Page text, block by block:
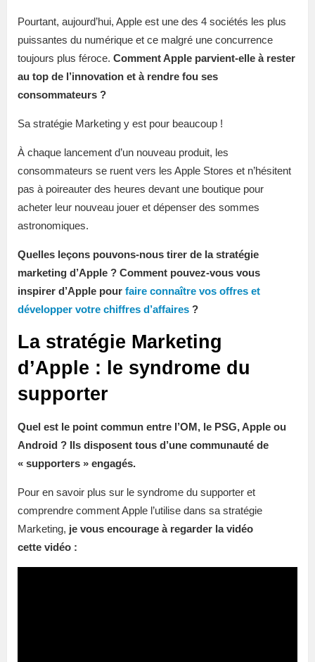
Pourtant, aujourd’hui, Apple est une des 4 sociétés les plus
puissantes du numérique et ce malgré une concurrence
toujours plus féroce. Comment Apple parvient-elle à rester
au top de l’innovation et à rendre fou ses
consommateurs ?
Sa stratégie Marketing y est pour beaucoup !
À chaque lancement d’un nouveau produit, les
consommateurs se ruent vers les Apple Stores et n’hésitent
pas à poireauter des heures devant une boutique pour
acheter leur nouveau jouer et dépenser des sommes
astronomiques.
Quelles leçons pouvons-nous tirer de la stratégie
marketing d’Apple ? Comment pouvez-vous vous
inspirer d’Apple pour faire connaître vos offres et
développer votre chiffres d’affaires ?
La stratégie Marketing
d’Apple : le syndrome du
supporter
Quel est le point commun entre l’OM, le PSG, Apple ou
Android ? Ils disposent tous d’une communauté de
« supporters » engagés.
Pour en savoir plus sur le syndrome du supporter et
comprendre comment Apple l’utilise dans sa stratégie
Marketing, je vous encourage à regarder la vidéo
cette vidéo :